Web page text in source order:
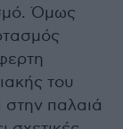
Όμως
του
στην παλαιά